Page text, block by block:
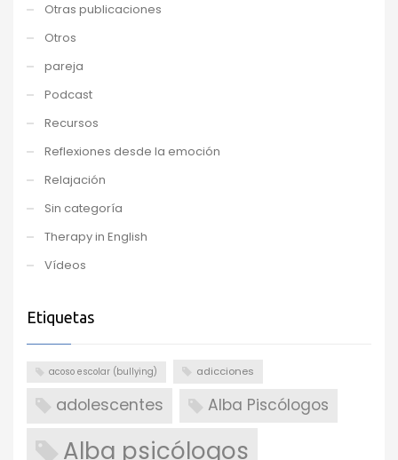
Otras publicaciones
Otros
pareja
Podcast
Recursos
Reflexiones desde la emoción
Relajación
Sin categoría
Therapy in English
Vídeos
Etiquetas
acoso escolar (bullying) adicciones
adolescentes Alba Piscólogos
Alba psicólogos